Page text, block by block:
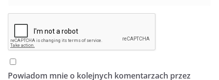
Powiadom mnie o kolejnych komentarzach przez